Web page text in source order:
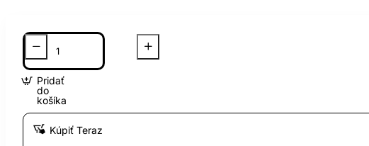
Pridať
do
košíka
Kúpiť Teraz